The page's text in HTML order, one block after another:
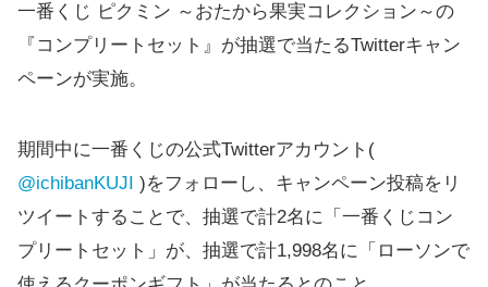
一番くじ ピクミン ～おたから果実コレクション～の
『コンプリートセット』が抽選で当たるTwitterキャン
ペーンが実施。
期間中に一番くじの公式Twitterアカウント(
@ichibanKUJI )をフォローし、キャンペーン投稿をリ
ツイートすることで、抽選で計2名に「一番くじコン
プリートセット」が、抽選で計1,998名に「ローソンで